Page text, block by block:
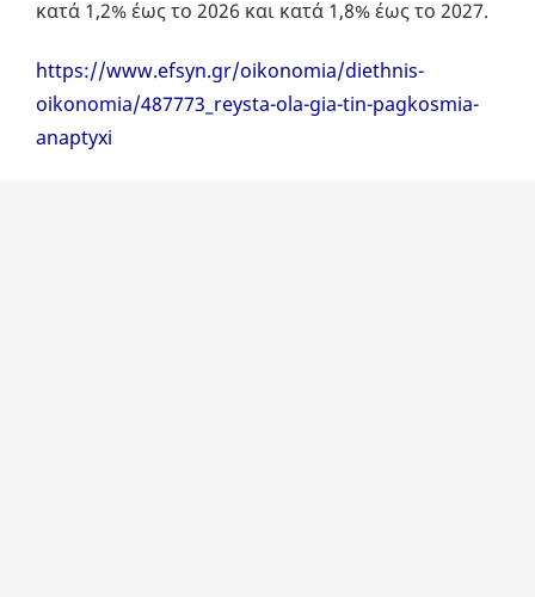
κατά 1,2% έως το 2026 και κατά 1,8% έως το 2027.
https://www.efsyn.gr/oikonomia/diethnis-
oikonomia/487773_reysta-ola-gia-tin-pagkosmia-
anaptyxi